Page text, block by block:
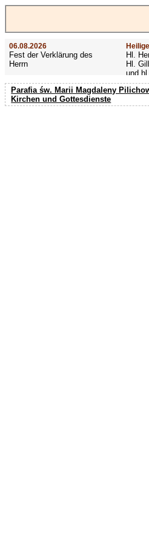
06.08.2026
Fest der Verklärung des
Herrn
Hl.
Hl.
und
Parafia św. Marii Magdaleny
Kirchen und Gottesdienste